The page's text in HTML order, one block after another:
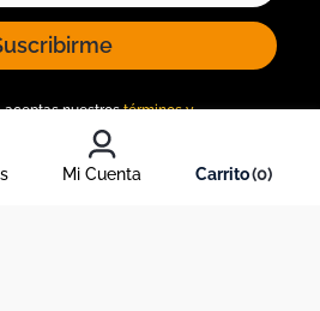
Mi Cuenta 0
aceptas nuestrostérminos y
de tratamiento de información